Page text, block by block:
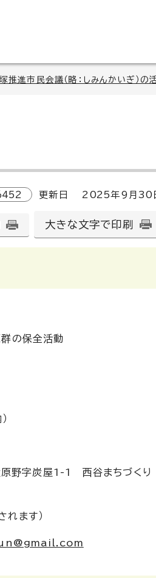
推進市民会議（略：しみんかいぎ）の
更新日 2025年9月30
大きな文字で印刷
の保全活動
炭屋1-1 西谷まちづくり
ます）